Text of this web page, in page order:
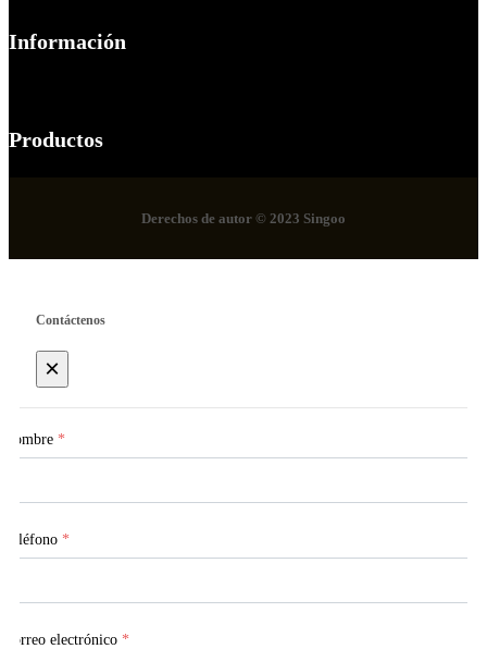
Información
Productos
Derechos de autor © 2023 Singoo
Contáctenos
×
Nombre *
Teléfono *
Correo electrónico *